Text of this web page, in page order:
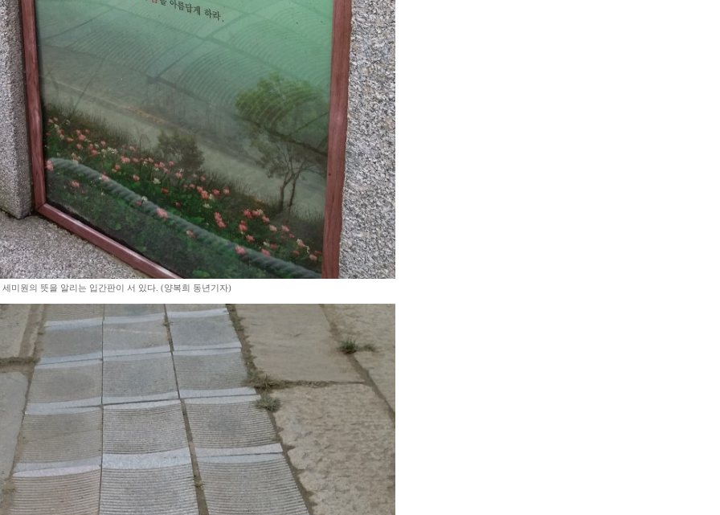
미원의 뜻을 알리는 입간판이 서 있다. (양복희 동년기자)